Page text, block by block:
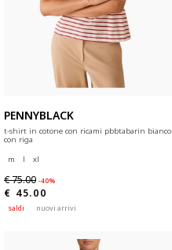
PENNYBLACK
t-shirt in cotone con ricami pbbtabarin bianco
con riga
m
l xl
€ 75.00 -40%
€ 45.00
saldi nuovi arrivi